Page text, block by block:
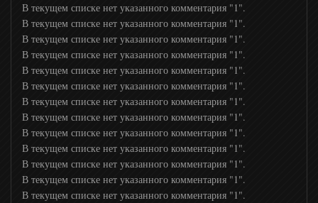
В текущем списке нет указанного комментария "1".
В текущем списке нет указанного комментария "1".
В текущем списке нет указанного комментария "1".
В текущем списке нет указанного комментария "1".
В текущем списке нет указанного комментария "1".
В текущем списке нет указанного комментария "1".
В текущем списке нет указанного комментария "1".
В текущем списке нет указанного комментария "1".
В текущем списке нет указанного комментария "1".
В текущем списке нет указанного комментария "1".
В текущем списке нет указанного комментария "1".
В текущем списке нет указанного комментария "1".
В текущем списке нет указанного комментария "1".